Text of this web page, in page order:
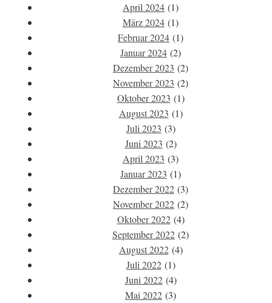
April 2024 (1)
März 2024 (1)
Februar 2024 (1)
Januar 2024 (2)
Dezember 2023 (2)
November 2023 (2)
Oktober 2023 (1)
August 2023 (1)
Juli 2023 (3)
Juni 2023 (2)
April 2023 (3)
Januar 2023 (1)
Dezember 2022 (3)
November 2022 (2)
Oktober 2022(4)
September 2022 (2)
August 2022(4)
Juli 2022(1)
Juni 2022(4)
Mai 2022 (3)